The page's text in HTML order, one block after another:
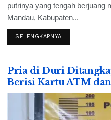
putrinya yang tengah berjuang
Mandau, Kabupaten...
SELENGKAPNYA
Pria di Duri
Berisi Kartu ATM